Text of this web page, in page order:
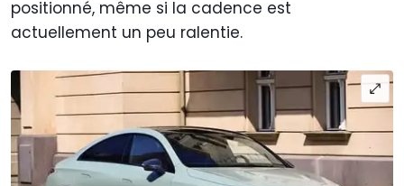
positionné, même si la cadence est
actuellement un peu ralentie.